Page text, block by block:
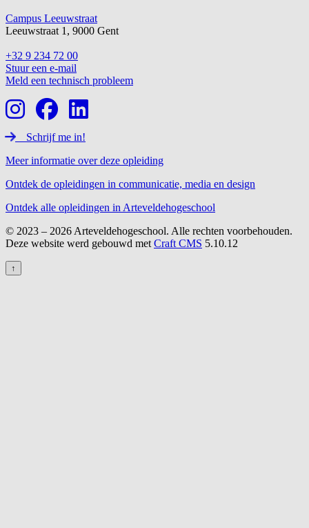
Campus Leeuwstraat
Leeuwstraat 1, 9000 Gent
+32 9 234 72 00
Stuur een e-mail
Meld een technisch probleem
Schrijf me in!
Meer informatie over deze opleiding
Ontdek de opleidingen in communicatie, media en design
Ontdek alle opleidingen in Arteveldehogeschool
© 2023 – 2026 Arteveldehogeschool. Alle rechten voorbehouden.
Deze website werd gebouwd met Craft CMS 5.10.12
↑